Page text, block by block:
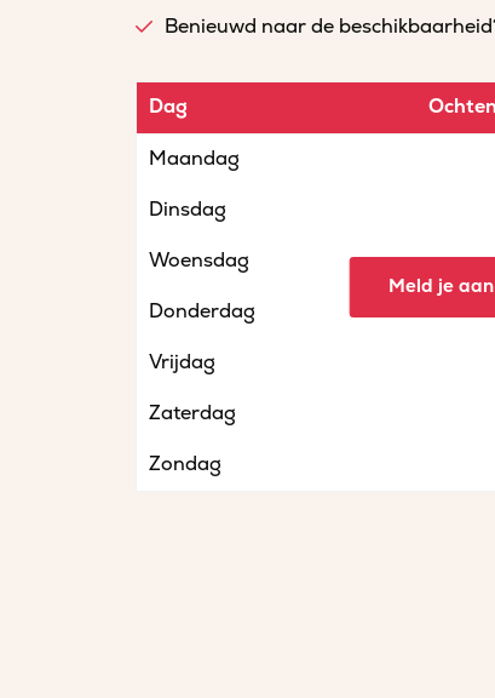
Benieuwd naar de
Dag
Maandag
Dinsdag
Woensdag
Donderdag
Vrijdag
Zaterdag
Zondag
Meld je